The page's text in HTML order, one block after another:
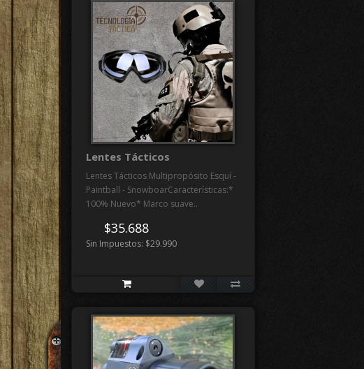
Lentes Tácticos
Lentes Tácticos Multipropósito Esquí -
Paintball - SnowboarCaracterísticas:*
100% Nuevo* Marco suave..
$35.688
Sin Impuestos: $29.990